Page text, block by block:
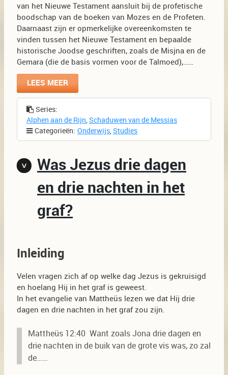
van het Nieuwe Testament aansluit bij de profetische
boodschap van de boeken van Mozes en de Profeten.
Daarnaast zijn er opmerkelijke overeenkomsten te
vinden tussen het Nieuwe Testament en bepaalde
historische Joodse geschriften, zoals de Misjna en de
Gemara (die de basis vormen voor de Talmoed),……
LEES MEER
Series:
Alphen aan de Rijn,Schaduwen van de Messias
Categorieën: Onderwijs,Studies
Was Jezus drie dagen
en drie nachten in het
graf?
Inleiding
Velen vragen zich af op welke dag Jezus is gekruisigd
en hoelang Hij in het graf is geweest.
In het evangelie van Mattheüs lezen we dat Hij drie
dagen en drie nachten in het graf zou zijn.
Mattheüs 12:40 Want zoals Jona drie dagen en
drie nachten in de buik van de grote vis was, zo zal
de……